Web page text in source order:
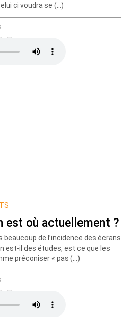
ci voudra se (…)
est où actuellement ?
de l’incidence des écrans
est-il des études, est ce que les
préconiser « pas (…)